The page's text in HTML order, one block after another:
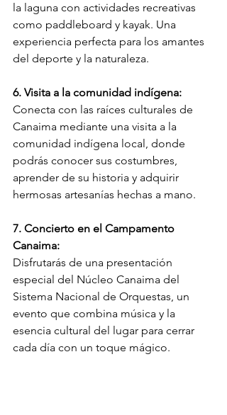
la laguna con actividades recreativas
como paddleboard y kayak. Una
experiencia perfecta para los amantes
del deporte y la naturaleza.
6. Visita a la comunidad indígena:
Conecta con las raíces culturales de
Canaima mediante una visita a la
comunidad indígena local, donde
podrás conocer sus costumbres,
aprender de su historia y adquirir
hermosas artesanías hechas a mano.
7. Concierto en el Campamento
Canaima:
Disfrutarás de una presentación
especial del Núcleo Canaima del
Sistema Nacional de Orquestas, un
evento que combina música y la
esencia cultural del lugar para cerrar
cada día con un toque mágico.